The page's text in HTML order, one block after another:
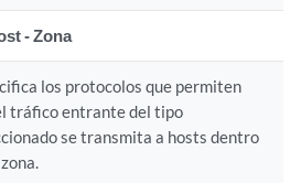
- Zona
los protocolos que permiten
tráfico entrante del tipo
se transmita a hosts dentro